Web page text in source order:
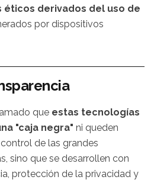
éticos derivados del uso de
por dispositivos
que estas tecnologías
"caja negra" ni queden
de las grandes
sino que se desarrollen con
protección de la privacidad y